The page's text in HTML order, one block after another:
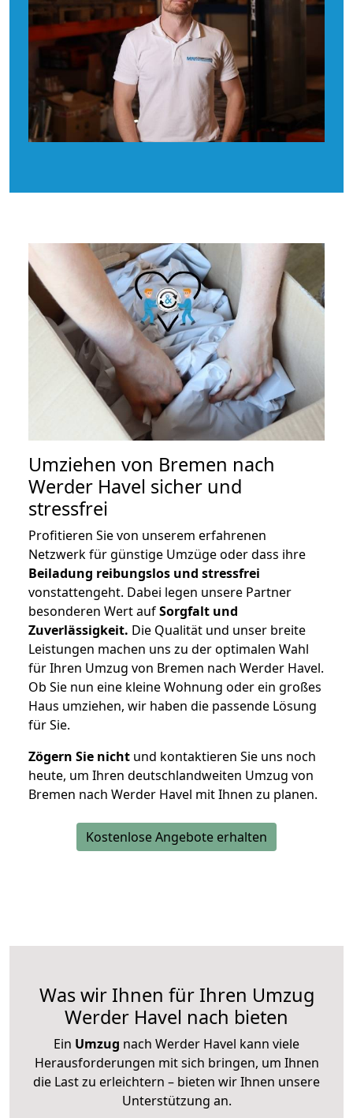
Umziehen von Bremen nach
Werder Havel sicher und
stressfrei
Profitieren Sie von unserem erfahrenen
Netzwerk für günstige Umzüge oder dass ihre
Beiladung reibungslos und stressfrei
vonstattengeht. Dabei legen unsere Partner
besonderen Wert aufSorgfalt und
Zuverlässigkeit. Die Qualität und unser breite
Leistungen machen uns zu der optimalen Wahl
für Ihren Umzug von Bremen nach Werder Havel.
Ob Sie nun eine kleine Wohnung oder ein großes
Haus umziehen, wir haben die passende Lösung
für Sie.
Zögern Sie nicht und kontaktieren Sie uns noch
heute, um Ihren deutschlandweiten Umzug von
Bremen nach Werder Havel mit Ihnen zu planen.
Kostenlose Angebote erhalten
Was wir Ihnen für Ihren Umzug
Werder Havel nach bieten
Ein Umzug nach Werder Havel kann viele
Herausforderungen mit sich bringen, um Ihnen
die Last zu erleichtern – bieten wir Ihnen unsere
Unterstützung an.